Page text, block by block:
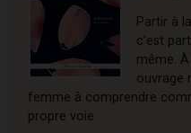
Partir à
c’est
même.
ouvrage
femme à comprendre
propre voie.